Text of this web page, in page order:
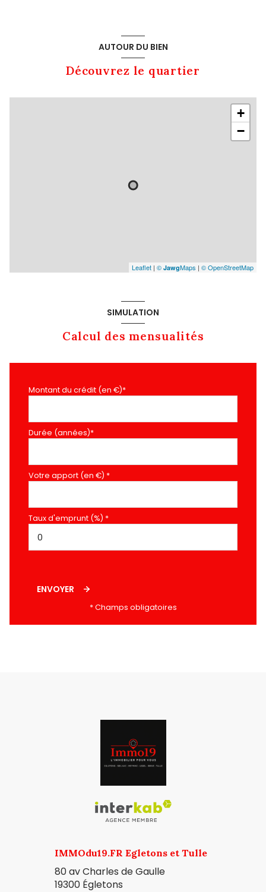
AUTOUR DU BIEN
Découvrez le quartier
+
−
Leaflet | © JawgMaps | © OpenStreetMap
SIMULATION
Calcul des mensualités
Montant du crédit (en €)*
Durée (années)*
Votre apport (en €) *
Taux d'emprunt (%) *
ENVOYER
* Champs obligatoires
IMMOdu19.FR Egletons et Tulle
80 av Charles de Gaulle
19300 Égletons